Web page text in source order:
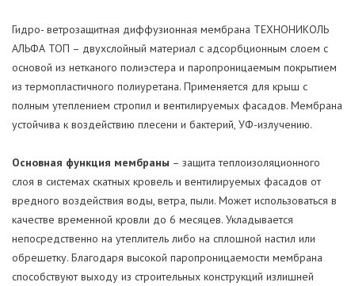
Гидро- ветрозащитная диффузионная мембрана ТЕХНОНИКОЛЬ
АЛЬФА ТОП – двухслойный материал с адсорбционным слоем с
основой из нетканого полиэстера и паропроницаемым покрытием
из термопластичного полиуретана. Применяется для крыш с
полным утеплением стропил и вентилируемых фасадов. Мембрана
устойчива к воздействию плесени и бактерий, УФ-излучению.
Основная функция мембраны – защита теплоизоляционного
слоя в системах скатных кровель и вентилируемых фасадов от
вредного воздействия воды, ветра, пыли. Может использоваться в
качестве временной кровли до 6 месяцев. Укладывается
непосредственно на утеплитель либо на сплошной настил или
обрешетку. Благодаря высокой паропроницаемости мембрана
способствуют выходу из строительных конструкций излишней